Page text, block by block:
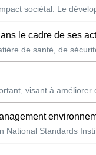
sociétal. Le
le cadre de ses
de santé, de
visant à améliorer
Standards